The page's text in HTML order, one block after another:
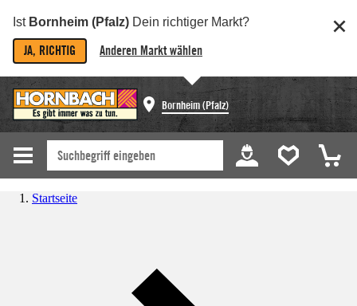
Ist Bornheim (Pfalz) Dein richtiger Markt?
JA, RICHTIG Anderen Markt wählen
Bornheim (Pfalz)
Startseite